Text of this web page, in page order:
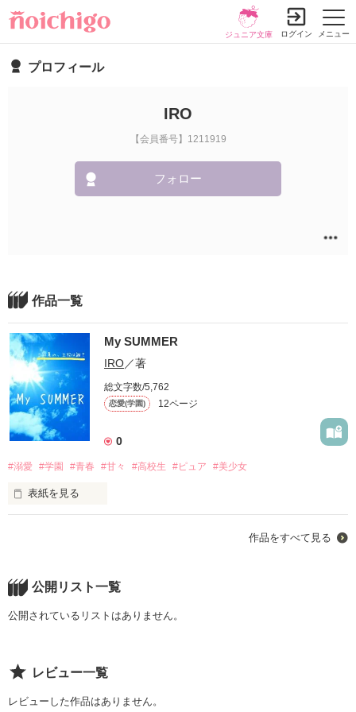
メニュー
ジュニア文庫 ログイン
プロフィール
IRO
【会員番号】1211919
フォロー
作品一覧
My SUMMER
IRO／著
総文字数/5,762
恋愛(学園) 12ページ
0
#溺愛 #学園 #青春 #甘々 #高校生 #ピュア #美少女
表紙を見る
作品をすべて見る
公開リスト一覧
公開されているリストはありません。
レビュー一覧
レビューした作品はありません。